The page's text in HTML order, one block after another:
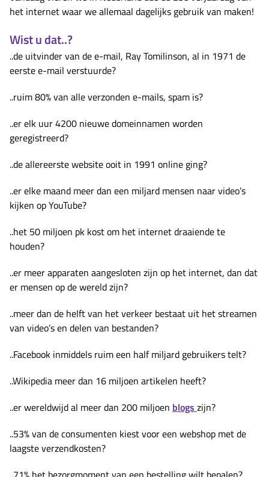
het internet waar we allemaal dagelijks gebruik van maken!
Wist u dat..?
..de uitvinder van de e-mail, Ray Tomilinson, al in 1971 de
eerste e-mail verstuurde?
..ruim 80% van alle verzonden e-mails, spam is?
..er elk uur 4200 nieuwe domeinnamen worden
geregistreerd?
..de allereerste website ooit in 1991 online ging?
..er elke maand meer dan een miljard mensen naar video’s
kijken op YouTube?
..het 50 miljoen pk kost om het internet draaiende te
houden?
..er meer apparaten aangesloten zijn op het internet, dan dat
er mensen op de wereld zijn?
..meer dan de helft van het verkeer bestaat uit het streamen
van video’s en delen van bestanden?
..Facebook inmiddels ruim een half miljard gebruikers telt?
..Wikipedia meer dan 16 miljoen artikelen heeft?
..er wereldwijd al meer dan 200 miljoen blogs zijn?
..53% van de consumenten kiest voor een webshop met de
laagste verzendkosten?